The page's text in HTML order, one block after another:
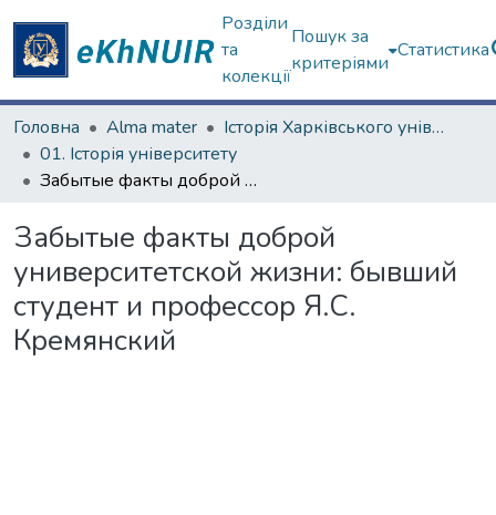
Розділи
та
колекції
Пошук за
критеріями
Статистика
Головна Alma mater
Історія Харківського університету
01. Історія університету
Забытые факты доброй университетской жизни: бывший студент и профессор Я.С. Кремянский
Забытые факты доброй
университетской жизни: бывший
студент и профессор Я.С.
Кремянский